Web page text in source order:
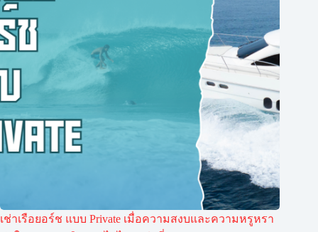
เช่าเรือยอร์ช แบบ Private เมื่อความสงบและความหรูหรา